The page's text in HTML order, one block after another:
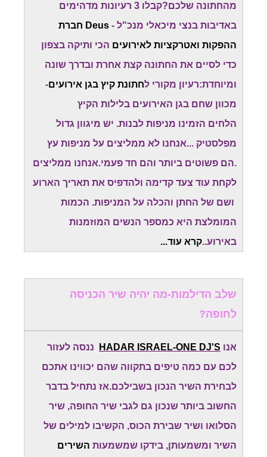
מהחתונה שלכם?קבלו 3 רעיונות מדהימים
באדיבות בנצי מיכאלי מנכ"ל -
Deus חברת
ההפקות ואטרקציות לאירועים הכי ותיקה בצפון
כדי לסיים את החתונה קצת אחרת ובדרך שונה
ומיוחדת:רעיון מקורי לחתונת קיץ בגן אירועים-
מכוון שחם בגן האירועים בלילות הקיץ
הלחים הזמינו מניפות לבנות. יש מיגוון גדול
מפלסטיק ...אנחנו לא ממליצים על מניפות עץ
.הם פשוטים ביותר והם חד פעמי.אנחנו ממליצים
לקחת עוד צעד קדימה ולהדפיס את תאריך הארוע
ושם של החתן והכלה על המניפות. הכמות
המומלצת היא כמספר הנשים המוזמנות
באירוע..קרא עוד...
שלב הדילמות-מה יהיה שיר הכניסה
לחופה?
אנו HADAR ISRAEL-ONE DJ'S
ננסה לעזור
לכם עם כמה טיפים בתקווה שהם יכווינו אתכם
לבחירת השיר הנכון בשבילכם.אז נתחיל בדבר
החשוב ביותר שנכון גם לגבי שיר החופה, שיר
הסלואו ושיר שבירת הכוס, הקשיבו למילים של
השיר ומשמעותן, בידקו שמשמעות השירים